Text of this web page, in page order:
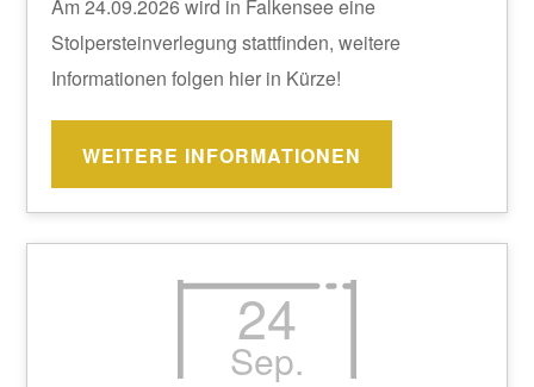
Am 24.09.2026 wird in Falkensee eine
Stolpersteinverlegung stattfinden, weitere
Informationen folgen hier in Kürze!
WEITERE INFORMATIONEN
24
Sep.